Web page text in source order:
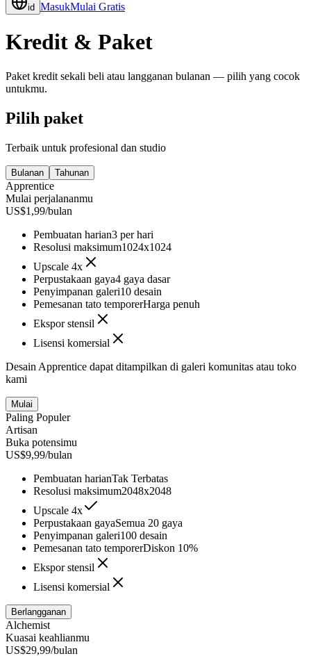
id MasukMulai Gratis
Kredit & Paket
Paket kredit sekali beli atau langganan bulanan — pilih yang cocok
untukmu.
Pilih paket
Terbaik untuk profesional dan studio
Bulanan Tahunan
Apprentice
Mulai perjalananmu
US$1,99/bulan
Pembuatan harian3 per hari
Resolusi maksimum1024x1024
Upscale 4x
Perpustakaan gaya4 gaya dasar
Penyimpanan galeri10 desain
Pemesanan tato temporerHarga penuh
Ekspor stensil
Lisensi komersial
Desain Apprentice dapat ditampilkan di galeri komunitas atau toko
kami
Mulai
Paling Populer
Artisan
Buka potensimu
US$9,99/bulan
Pembuatan harianTak Terbatas
Resolusi maksimum2048x2048
Upscale 4x
Perpustakaan gayaSemua 20 gaya
Penyimpanan galeri100 desain
Pemesanan tato temporerDiskon 10%
Ekspor stensil
Lisensi komersial
Berlangganan
Alchemist
Kuasai keahlianmu
US$29,99/bulan